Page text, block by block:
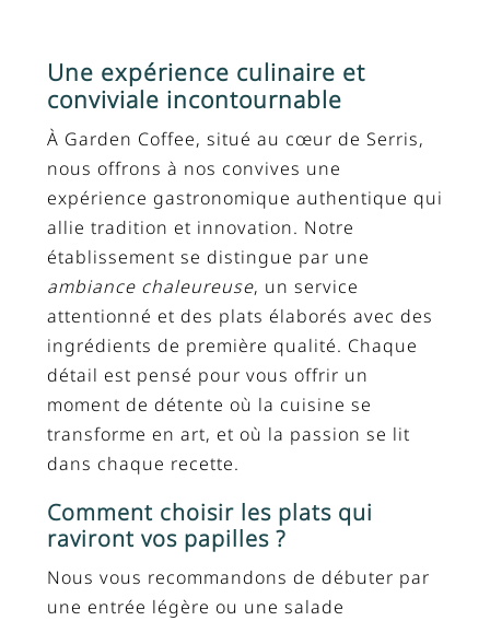
Une expérience culinaire et
conviviale incontournable
À Garden Coffee, situé au cœur de Serris,
nous offrons à nos convives une
expérience gastronomique authentique qui
allie tradition et innovation. Notre
établissement se distingue par une
ambiance chaleureuse, un service
attentionné et des plats élaborés avec des
ingrédients de première qualité. Chaque
détail est pensé pour vous offrir un
moment de détente où la cuisine se
transforme en art, et où la passion se lit
dans chaque recette.
Comment choisir les plats qui
raviront vos papilles ?
Nous vous recommandons de débuter par
une entrée légère ou une salade